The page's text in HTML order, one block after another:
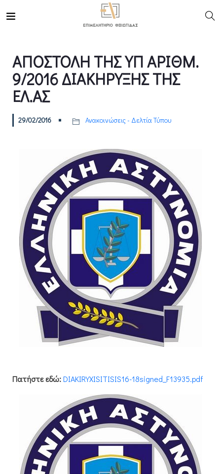
ΑΠΟΣΤΟΛΗ ΤΗΣ ΥΠ ΑΡΙΘΜ.
9/2016 ΔΙΑΚΗΡΥΞΗΣ ΤΗΣ
ΕΛ.ΑΣ
29/02/2016 Ανακοινώσεις - Δελτία Τύπου
Πατήστε εδώ:DIAKIRYXISITISIS16-18signed_F13935.pdf